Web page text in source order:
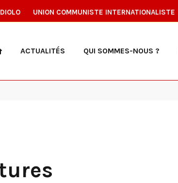
UNION COMMUNISTE INTERNATIONALISTE
ACTUALITÉS QUI SOMMES-NOUS ?